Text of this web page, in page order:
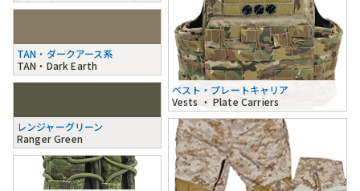
TAN・ダークアース系
TAN・Dark Earth
レンジャーグリーン
Ranger Green
ベスト・プレートキャリア
Vests ・ Plate Carriers